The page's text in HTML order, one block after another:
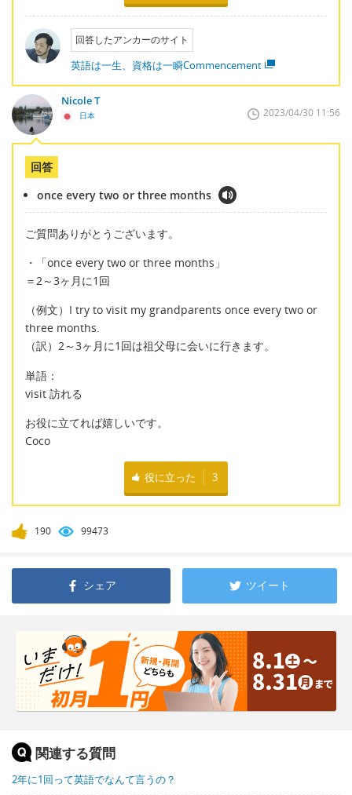
回答したアンカーのサイト
英語は一生、資格は一瞬Commencement
Nicole T
日本 2023/04/30 11:56
回答
once every two or three months
ご質問ありがとうございます。
・「once every two or three months」
＝2～3ヶ月に1回
（例文）I try to visit my grandparents once every two or
three months.
（訳）2～3ヶ月に1回は祖父母に会いに行きます。
単語：
visit 訪れる
お役に立てれば嬉しいです。
Coco
役に立った 3
190 99473
シェア ツイート
関連する質問
2年に1回って英語でなんて言うの？